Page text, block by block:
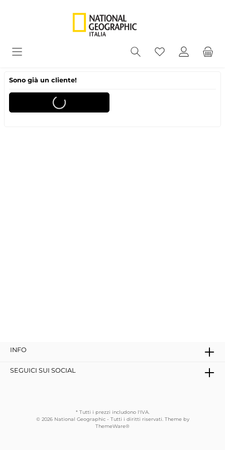
Sono già un cliente!
INFO
SEGUICI SUI SOCIAL
* Tutti i prezzi includono l'IVA.
© 2026 National Geographic - Tutti i diritti riservati. Theme by
ThemeWare®